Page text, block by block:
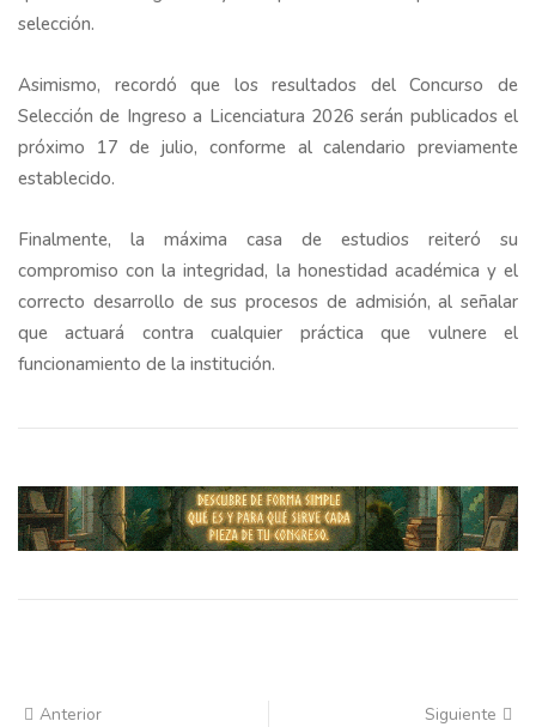
selección.
Asimismo, recordó que los resultados del Concurso de
Selección de Ingreso a Licenciatura 2026 serán publicados el
próximo 17 de julio, conforme al calendario previamente
establecido.
Finalmente, la máxima casa de estudios reiteró su
compromiso con la integridad, la honestidad académica y el
correcto desarrollo de sus procesos de admisión, al señalar
que actuará contra cualquier práctica que vulnere el
funcionamiento de la institución.
Anterior Siguiente